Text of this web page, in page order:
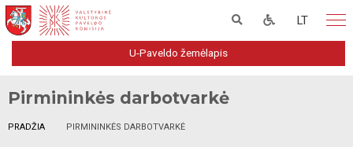
LT
U-Paveldo žemėlapis
Pirmininkės darbotvarkė
PRADŽIA PIRMININKĖS DARBOTVARKĖ